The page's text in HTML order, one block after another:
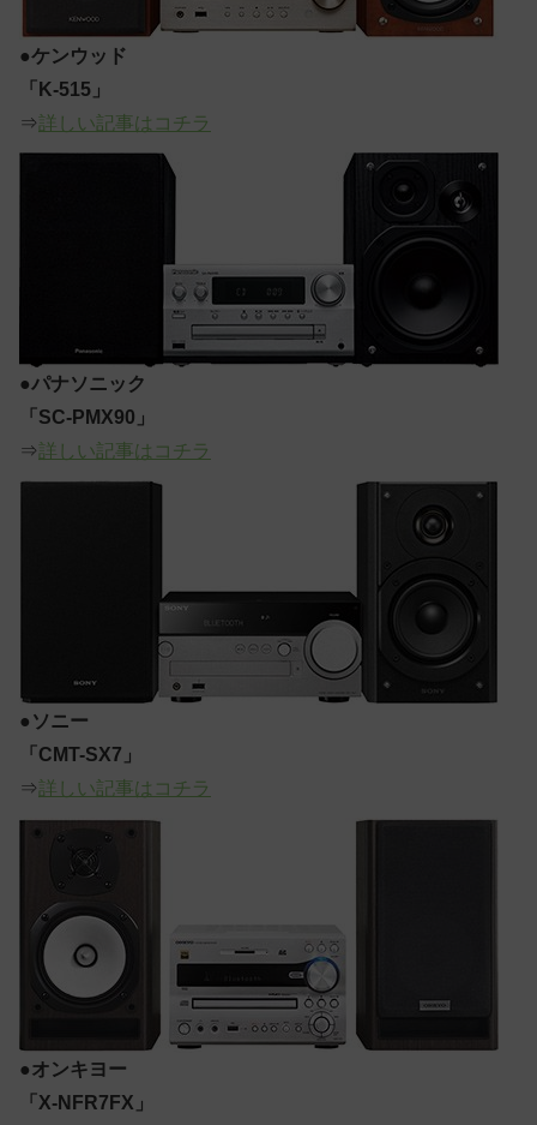
●ケンウッド
「K-515」
⇒詳しい記事はコチラ
●パナソニック
「SC-PMX90」
⇒詳しい記事はコチラ
● ソニー
「CMT-SX7」
⇒詳しい記事はコチラ
●オンキヨー
「X-NFR7FX」